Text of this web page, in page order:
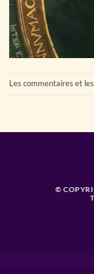
Les commentaires et
©